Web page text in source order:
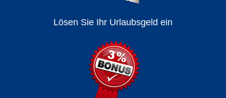
Lösen Sie Ihr Urlaubsgeld ein